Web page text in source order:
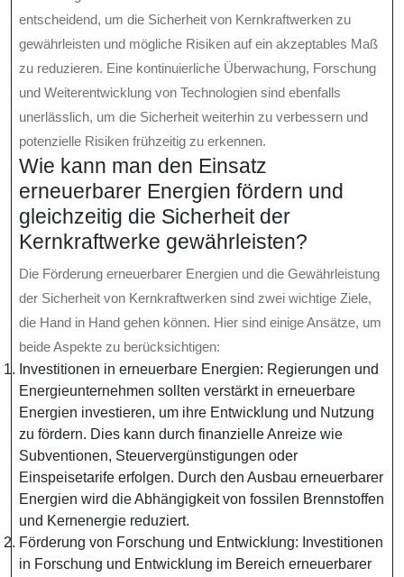
entscheidend, um die Sicherheit von Kernkraftwerken zu
gewährleisten und mögliche Risiken auf ein akzeptables Maß
zu reduzieren. Eine kontinuierliche Überwachung, Forschung
und Weiterentwicklung von Technologien sind ebenfalls
unerlässlich, um die Sicherheit weiterhin zu verbessern und
potenzielle Risiken frühzeitig zu erkennen.
Wie kann man den Einsatz
erneuerbarer Energien fördern und
gleichzeitig die Sicherheit der
Kernkraftwerke gewährleisten?
Die Förderung erneuerbarer Energien und die Gewährleistung
der Sicherheit von Kernkraftwerken sind zwei wichtige Ziele,
die Hand in Hand gehen können. Hier sind einige Ansätze, um
beide Aspekte zu berücksichtigen:
Investitionen in erneuerbare Energien: Regierungen und
Energieunternehmen sollten verstärkt in erneuerbare
Energien investieren, um ihre Entwicklung und Nutzung
zu fördern. Dies kann durch finanzielle Anreize wie
Subventionen, Steuervergünstigungen oder
Einspeisetarife erfolgen. Durch den Ausbau erneuerbarer
Energien wird die Abhängigkeit von fossilen Brennstoffen
und Kernenergie reduziert.
Förderung von Forschung und Entwicklung: Investitionen
in Forschung und Entwicklung im Bereich erneuerbarer